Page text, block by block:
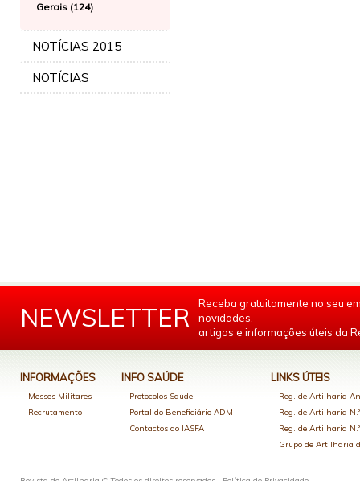
Gerais (124)
NOTÍCIAS 2015
NOTÍCIAS
NEWSLETTER
Receba gratuitamente no seu
novidades,
artigos e informações úteis da
INFORMAÇÕES
Messes Militares
Recrutamento
INFO SAÚDE
Protocolos Saúde
Portal do Beneficiário ADM
Contactos do IASFA
LINKS ÚTEIS
Reg. de Artilharia
Reg. de Artilharia
Reg. de Artilharia
Grupo de Artilharia